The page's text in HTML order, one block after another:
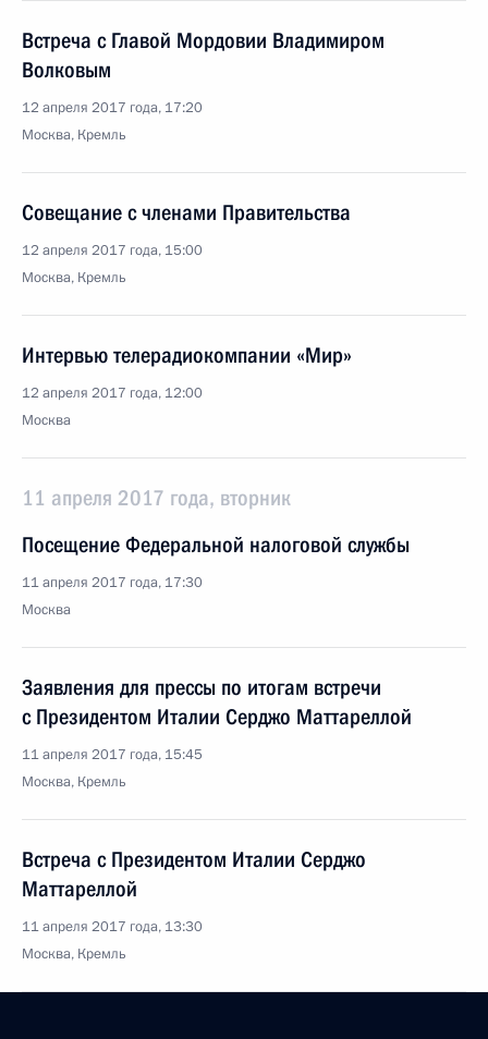
Встреча с Главой Мордовии Владимиром
Волковым
12 апреля 2017 года, 17:20
Москва, Кремль
Совещание с членами Правительства
12 апреля 2017 года, 15:00
Москва, Кремль
Интервью телерадиокомпании «Мир»
12 апреля 2017 года, 12:00
Москва
11 апреля 2017 года, вторник
Посещение Федеральной налоговой службы
11 апреля 2017 года, 17:30
Москва
Заявления для прессы по итогам встречи
с Президентом Италии Серджо Маттареллой
11 апреля 2017 года, 15:45
Москва, Кремль
Встреча с Президентом Италии Серджо
Маттареллой
11 апреля 2017 года, 13:30
Москва, Кремль